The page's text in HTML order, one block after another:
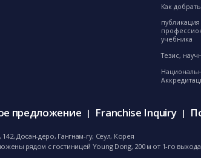
Как
публикация
учебника
Тезис,
предложение | Franchise Inquiry |
142, Досан-деро, Гангнам-гу, Сеул, Корея
рядом с гостиницей Young Dong, 200 м от 1-го выхода